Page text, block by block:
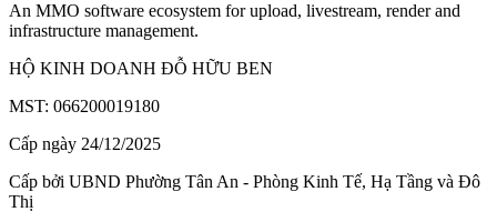
An MMO software ecosystem for upload, livestream, render and
infrastructure management.
HỘ KINH DOANH ĐỖ HỮU BEN
MST: 066200019180
Cấp ngày 24/12/2025
Cấp bởi UBND Phường Tân An - Phòng Kinh Tế, Hạ Tầng và Đô
Thị